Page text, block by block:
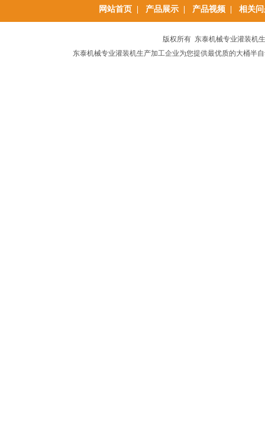
网站首页| 产品展示| 产品视频 相关问
版权所有 东泰机械专业灌装机
东泰机械专业灌装机生产加工企业为您提供最优质的大桶半